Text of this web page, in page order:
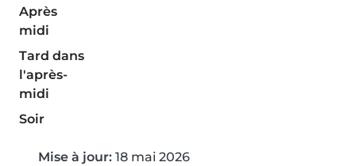
Après
midi
Tard dans
l'après-
midi
Soir
Mise à jour: 18 mai 2026